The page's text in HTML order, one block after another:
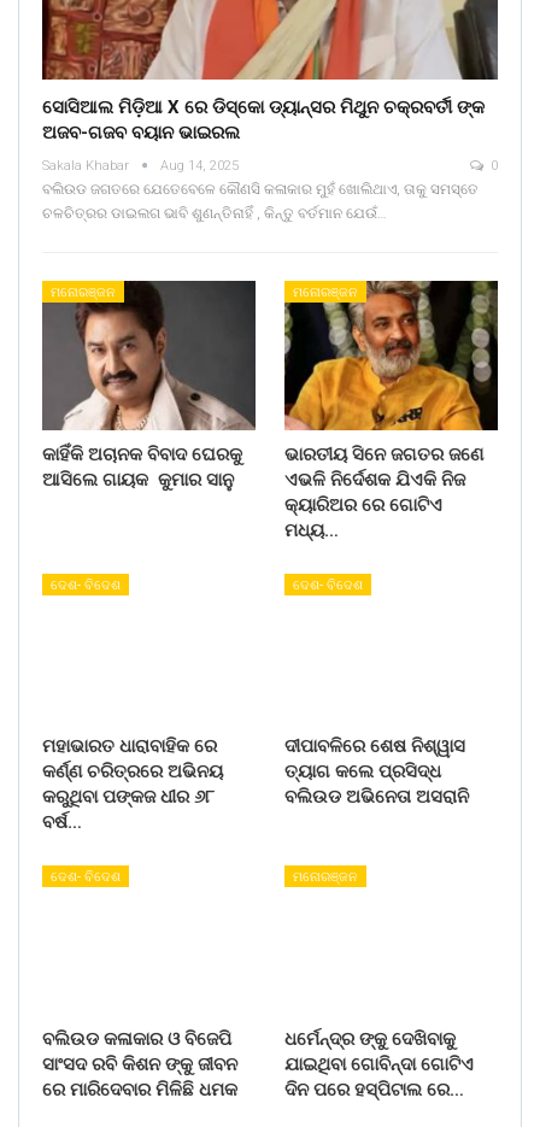
ସୋସିଆଲ ମିଡ଼ିଆ X ରେ ଡିସ୍କୋ ଡ୍ୟାନ୍ସର ମିଥୁନ ଚକ୍ରବର୍ତୀ ଙ୍କ
ଅଜବ-ଗଜବ ବୟାନ ଭାଇରଲ
Sakala Khabar Aug 14, 2025 0
ବଲିଉଡ ଜଗତରେ ଯେତେବେଳେ କୌଣସି କଳାକାର ମୁହଁ ଖୋଲିଥାଏ, ତାକୁ ସମସ୍ତେ
ଚଳଚିତ୍ରର ଡାଇଲଗ ଭାବି ଶୁଣନ୍ତିନାହିଁ , କିନ୍ତୁ ବର୍ତମାନ ଯେଉଁ…
ମନୋରଞ୍ଜନ
କାହିଁକି ଅଚାନକ ବିବାଦ ଘେରକୁ
ଆସିଲେ ଗାୟକ କୁମାର ସାନୁ
ମନୋରଞ୍ଜନ
ଭାରତୀୟ ସିନେ ଜଗତର ଜଣେ
ଏଭଳି ନିର୍ଦେଶକ ଯିଏକି ନିଜ
କ୍ୟାରିଅର ରେ ଗୋଟିଏ
ମଧ୍ୟ…
ଦେଶ- ବିଦେଶ
ମହାଭାରତ ଧାରାବାହିକ ରେ
କର୍ଣ୍ଣ ଚରିତ୍ରରେ ଅଭିନୟ
କରୁଥିବା ପଙ୍କଜ ଧୀର ୬୮
ବର୍ଷ…
ଦେଶ- ବିଦେଶ
ଦୀପାବଳିରେ ଶେଷ ନିଶ୍ୱାସ
ତ୍ୟାଗ କଲେ ପ୍ରସିଦ୍ଧ
ବଲିଉଡ ଅଭିନେତା ଅସରାନି
ଦେଶ- ବିଦେଶ
ବଲିଉଡ କଳାକାର ଓ ବିଜେପି
ସାଂସଦ ରବି କିଶନ ଙ୍କୁ ଜୀବନ
ରେ ମାରିଦେବାର ମିଳିଛି ଧମକ
ମନୋରଞ୍ଜନ
ଧର୍ମେନ୍ଦ୍ର ଙ୍କୁ ଦେଖିବାକୁ
ଯାଇଥିବା ଗୋବିନ୍ଦା ଗୋଟିଏ
ଦିନ ପରେ ହସ୍ପିଟାଲ ରେ…